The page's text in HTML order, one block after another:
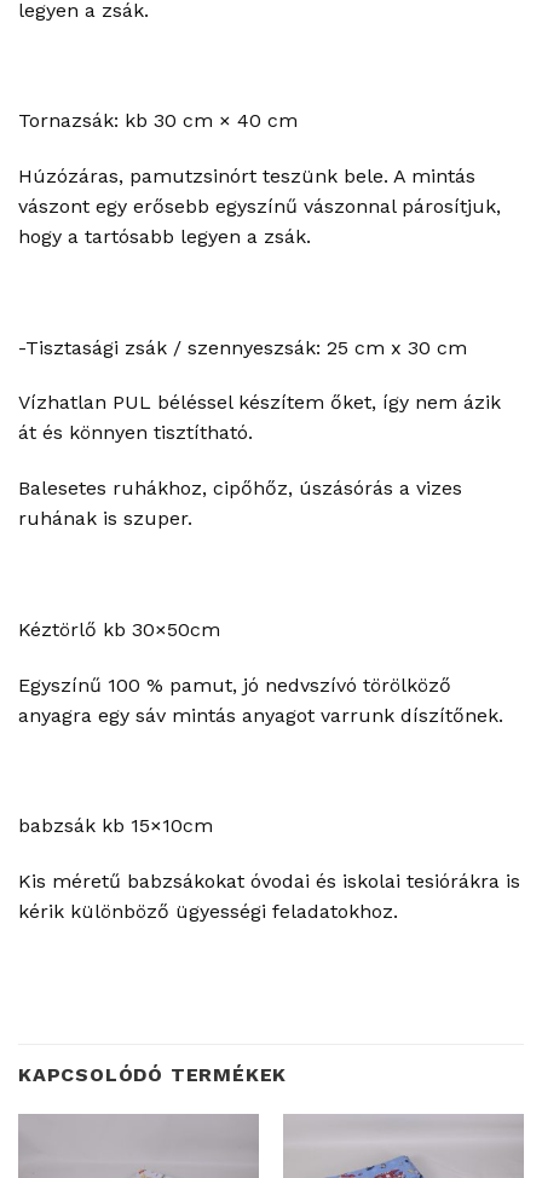
legyen a zsák.
Tornazsák: kb 30 cm × 40 cm
Húzózáras, pamutzsinórt teszünk bele. A mintás
vászont egy erősebb egyszínű vászonnal párosítjuk,
hogy a tartósabb legyen a zsák.
-Tisztasági zsák / szennyeszsák: 25 cm x 30 cm
Vízhatlan PUL béléssel készítem őket, így nem ázik
át és könnyen tisztítható.
Balesetes ruhákhoz, cipőhőz, úszásórás a vizes
ruhának is szuper.
Kéztörlő kb 30×50cm
Egyszínű 100 % pamut, jó nedvszívó törölköző
anyagra egy sáv mintás anyagot varrunk díszítőnek.
babzsák kb 15×10cm
Kis méretű babzsákokat óvodai és iskolai tesiórákra is
kérik különböző ügyességi feladatokhoz.
KAPCSOLÓDÓ TERMÉKEK